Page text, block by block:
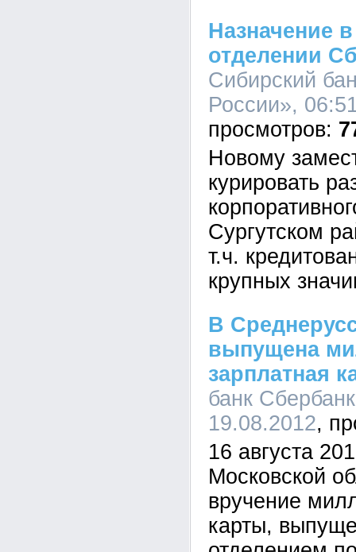
Назначение
отделении
Сибирский
России»,
Новому
курировать
Сургутском
т.ч.
крупных
В
выпущена
зарплатная
банк
19.08.2012
16 августа
Московской
вручение
карты,